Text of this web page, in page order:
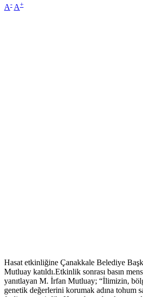
A- A+
Hasat etkinliğine Çanakkale Belediye
Mutluay katıldı.Etkinlik sonrası basın
yanıtlayan M. İrfan Mutluay; “İlimizin,
genetik değerlerini korumak adına tohum